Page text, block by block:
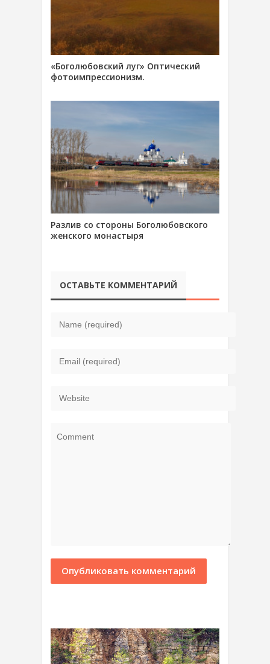
«Боголюбовский луг» Оптический
фотоимпрессионизм.
Разлив со стороны Боголюбовского
женского монастыря
ОСТАВЬТЕ КОММЕНТАРИЙ